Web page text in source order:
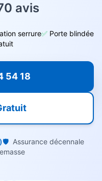
avis
serrure✅ Porte blindée
54 18
🛡️ Assurance décennale